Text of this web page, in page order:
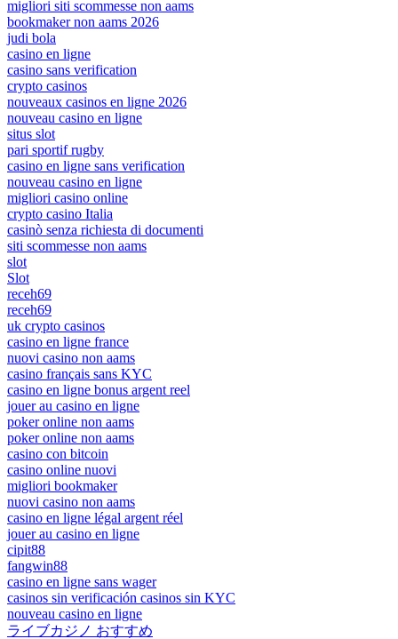
migliori siti scommesse non aams
bookmaker non aams 2026
judi bola
casino en ligne
casino sans verification
crypto casinos
nouveaux casinos en ligne 2026
nouveau casino en ligne
situs slot
pari sportif rugby
casino en ligne sans verification
nouveau casino en ligne
migliori casino online
crypto casino Italia
casinò senza richiesta di documenti
siti scommesse non aams
slot
Slot
receh69
receh69
uk crypto casinos
casino en ligne france
nuovi casino non aams
casino français sans KYC
casino en ligne bonus argent reel
jouer au casino en ligne
poker online non aams
poker online non aams
casino con bitcoin
casino online nuovi
migliori bookmaker
nuovi casino non aams
casino en ligne légal argent réel
jouer au casino en ligne
cipit88
fangwin88
casino en ligne sans wager
casinos sin verificación casinos sin KYC
nouveau casino en ligne
ライブカジノ おすすめ